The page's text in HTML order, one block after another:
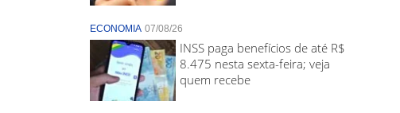
ECONOMIA 07/08/26
INSS paga benefícios de até R$
8.475 nesta sexta-feira; veja
quem recebe